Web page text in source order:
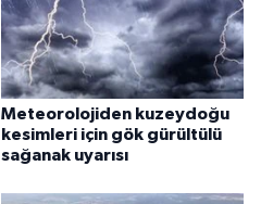
Meteorolojiden kuzeydoğu
kesimleri için gök gürültülü
sağanak uyarısı